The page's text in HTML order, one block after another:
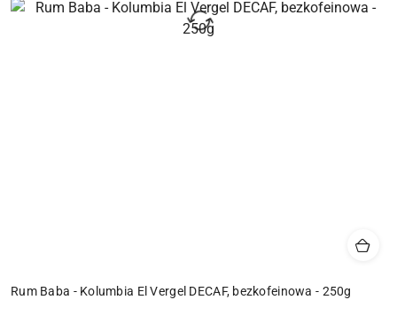
Rum Baba - Kolumbia El Vergel DECAF, bezkofeinowa - 250g